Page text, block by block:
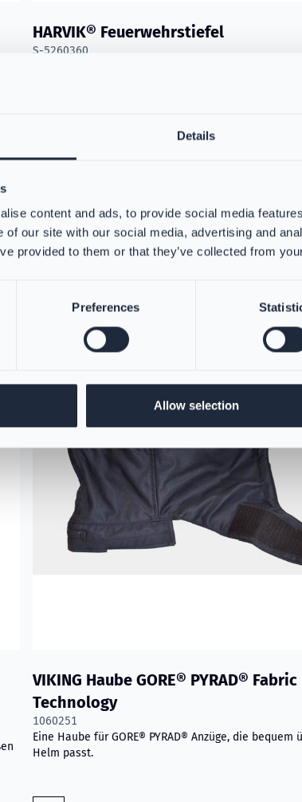
Details
content and ads, to provide social media
of our site with our social media, advertising and
provided to them or that they’ve collected from
Preferences
Allow selection
HARVIK® Feuerwehrstiefel
S-5260360
Read more aboutVIKING Haube GORE®
VIKING Haube GORE® PYRAD® Fabric
Technology
1060251
Eine Haube für GORE® PYRAD® Anzüge, die bequem
Helm passt.